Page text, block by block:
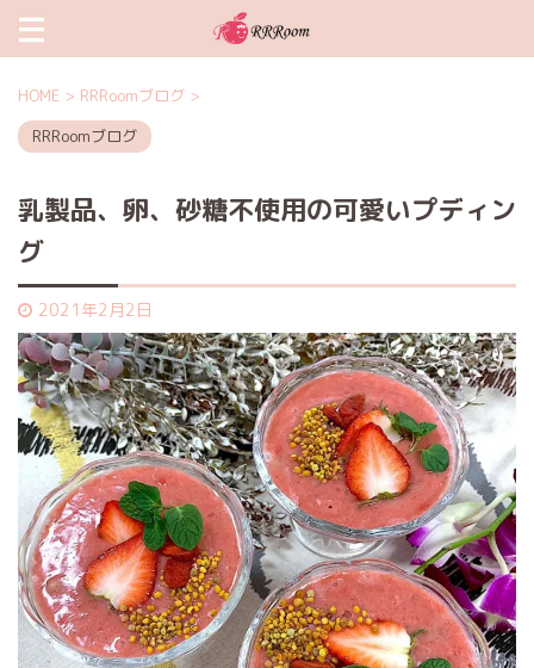
HOME > RRRoomブログ >
RRRoomブログ
乳製品、卵、砂糖不使用の可愛いプディン
グ
2021年2月2日